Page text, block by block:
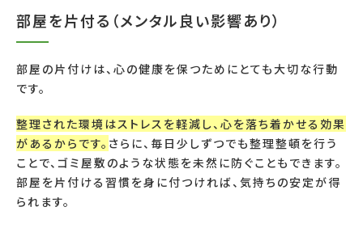
部屋を片付る（メンタル良い影響あり）
部屋の片付けは、心の健康を保つためにとても大切な行動
です。
整理された環境はストレスを軽減し、心を落ち着かせる効果
があるからです。 さらに、毎日少しずつでも整理整頓を行う
ことで、ゴミ屋敷のような状態を未然に防ぐこともできます。
部屋を片付ける習慣を身に付つければ、気持ちの安定が得
られます。